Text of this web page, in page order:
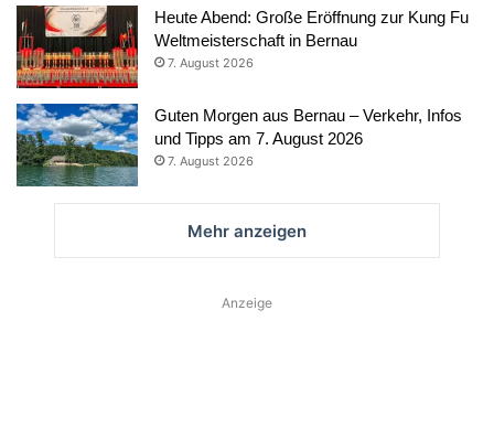
Heute Abend: Große Eröffnung zur Kung Fu
Weltmeisterschaft in Bernau
7. August 2026
Guten Morgen aus Bernau – Verkehr, Infos
und Tipps am 7. August 2026
7. August 2026
Mehr anzeigen
Anzeige